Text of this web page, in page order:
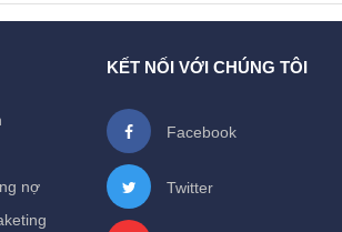
nợ
KẾT NỐI VỚI CHÚNG TÔI
Facebook
Twitter